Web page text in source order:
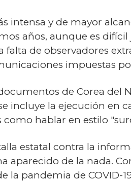
intensa y de mayor
años, aunque es
falta de observadores
impuestas
de Corea del
incluye la ejecución en
hablar en estilo
estatal contra la
aparecido de la nada.
la pandemia de COVID-